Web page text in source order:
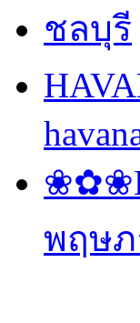
ชลบุรี
พฤษภ